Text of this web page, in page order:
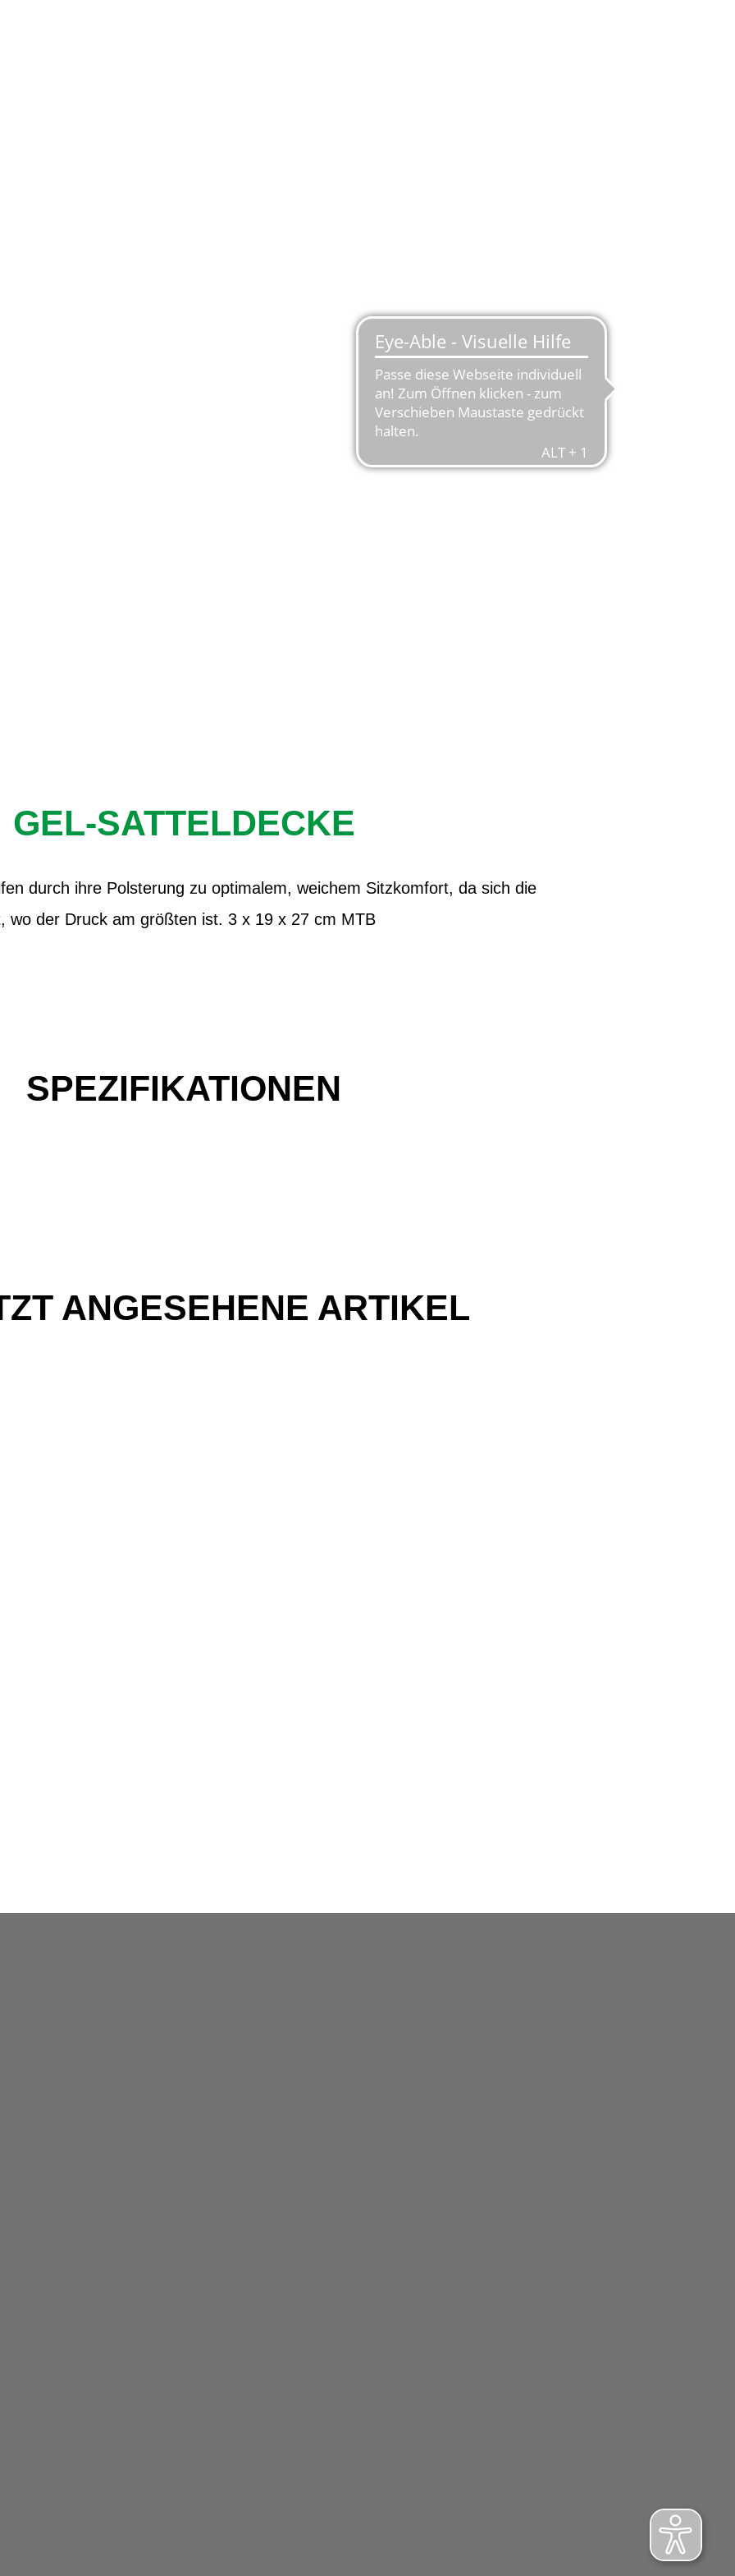
GEL-SATTELDECKE
durch ihre Polsterung zu optimalem, weichem Sitzkomfort, da sich die
wo der Druck am größten ist. 3 x 19 x 27 cm MTB
SPEZIFIKATIONEN
ANGESEHENE ARTIKEL